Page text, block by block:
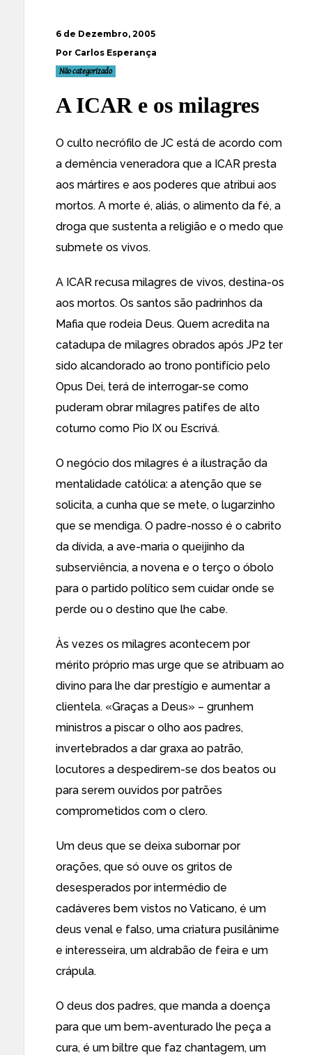
6 de Dezembro, 2005
Por Carlos Esperança
Não categorizado
A ICAR e os milagres
O culto necrófilo de JC está de acordo com
a demência veneradora que a ICAR presta
aos mártires e aos poderes que atribui aos
mortos. A morte é, aliás, o alimento da fé, a
droga que sustenta a religião e o medo que
submete os vivos.
A ICAR recusa milagres de vivos, destina-os
aos mortos. Os santos são padrinhos da
Mafia que rodeia Deus. Quem acredita na
catadupa de milagres obrados após JP2 ter
sido alcandorado ao trono pontifício pelo
Opus Dei, terá de interrogar-se como
puderam obrar milagres patifes de alto
coturno como Pio IX ou Escrivá.
O negócio dos milagres é a ilustração da
mentalidade católica: a atenção que se
solicita, a cunha que se mete, o lugarzinho
que se mendiga. O padre-nosso é o cabrito
da dívida, a ave-maria o queijinho da
subserviência, a novena e o terço o óbolo
para o partido político sem cuidar onde se
perde ou o destino que lhe cabe.
Às vezes os milagres acontecem por
mérito próprio mas urge que se atribuam ao
divino para lhe dar prestígio e aumentar a
clientela. «Graças a Deus» – grunhem
ministros a piscar o olho aos padres,
invertebrados a dar graxa ao patrão,
locutores a despedirem-se dos beatos ou
para serem ouvidos por patrões
comprometidos com o clero.
Um deus que se deixa subornar por
orações, que só ouve os gritos de
desesperados por intermédio de
cadáveres bem vistos no Vaticano, é um
deus venal e falso, uma criatura pusilânime
e interesseira, um aldrabão de feira e um
crápula.
O deus dos padres, que manda a doença
para que um bem-aventurado lhe peça a
cura, é um biltre que faz chantagem, um